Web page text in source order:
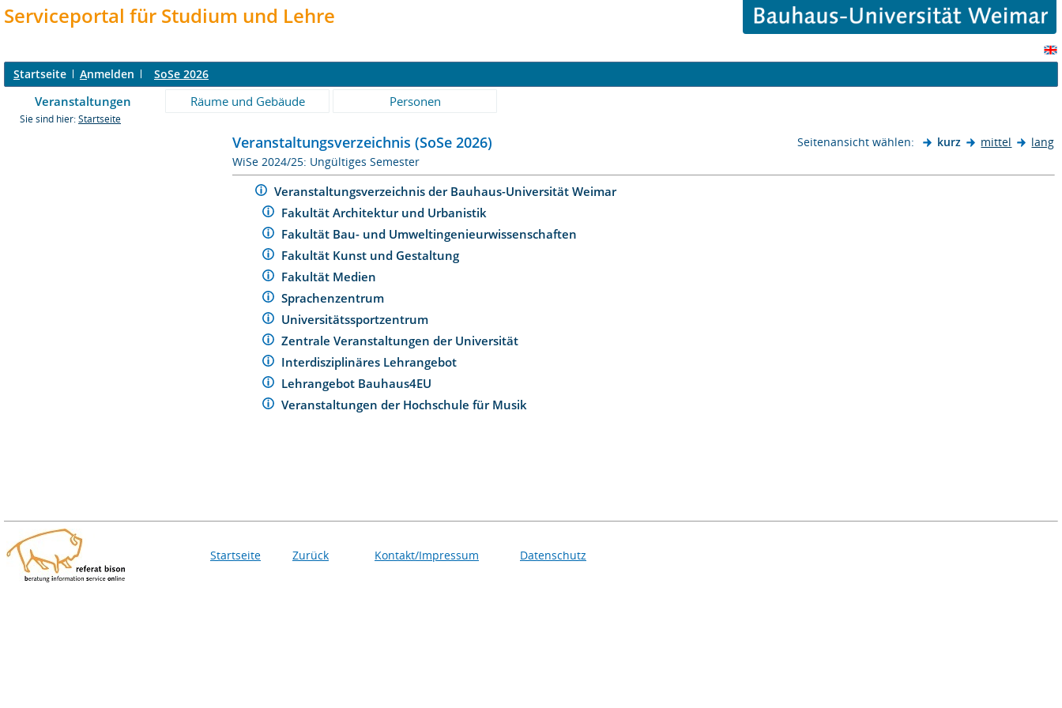
Serviceportal für Studium und Lehre
Startseite Anmelden SoSe 2026
Veranstaltungen Räume und Gebäude Personen
Sie sind hier: Startseite
Veranstaltungsverzeichnis (SoSe 2026) Seitenansicht wählen: kurz mittel
lang
WiSe 2024/25: Ungültiges Semester
Veranstaltungsverzeichnis der Bauhaus-Universität Weimar
Fakultät Architektur und Urbanistik
Fakultät Bau- und Umweltingenieurwissenschaften
Fakultät Kunst und Gestaltung
Fakultät Medien
Sprachenzentrum
Universitätssportzentrum
Zentrale Veranstaltungen der Universität
Interdisziplinäres Lehrangebot
Lehrangebot Bauhaus4EU
Veranstaltungen der Hochschule für Musik
Startseite Zurück Kontakt/Impressum Datenschutz